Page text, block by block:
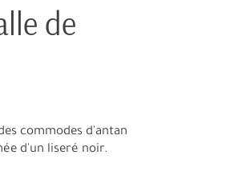
de
commodes d'antan
d'un liseré noir.